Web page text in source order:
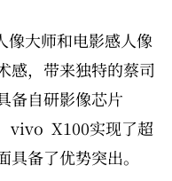
像大师和电影感人像
感，带来独特的蔡司
备自研影像芯片
vivo X100实现了超
备了优势突出。